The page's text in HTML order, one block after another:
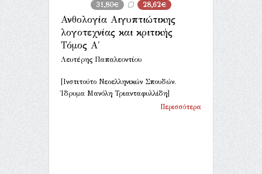
31,80€ 28,62€
Ανθολογία Αιγυπτιώτικης
λογοτεχνίας και κριτικής
Τόμος Α΄
Λευτέρης Παπαλεοντίου
[Ινστιτούτο Νεοελληνικών Σπουδών.
Ίδρυμα Μανόλη Τριανταφυλλίδη]
Περισσότερα